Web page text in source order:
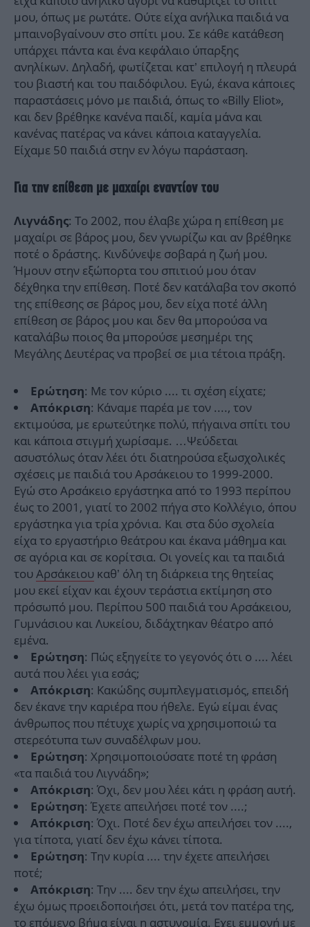
μου, όπως με ρωτάτε. Ούτε είχα ανήλικα παιδιά να
μπαινοβγαίνουν στο σπίτι μου. Σε κάθε κατάθεση
υπάρχει πάντα και ένα κεφάλαιο ύπαρξης
ανηλίκων. Δηλαδή, φωτίζεται κατ’ επιλογή η πλευρά
του βιαστή και του παιδόφιλου. Εγώ, έκανα κάποιες
παραστάσεις μόνο με παιδιά, όπως το «Billy Eliot»,
και δεν βρέθηκε κανένα παιδί, καμία μάνα και
κανένας πατέρας να κάνει κάποια καταγγελία.
Είχαμε 50 παιδιά στην εν λόγω παράσταση.
Για την επίθεση με μαχαίρι εναντίον του
Λιγνάδης: Το 2002, που έλαβε χώρα η επίθεση με
μαχαίρι σε βάρος μου, δεν γνωρίζω και αν βρέθηκε
ποτέ ο δράστης. Κινδύνεψε σοβαρά η ζωή μου.
Ήμουν στην εξώπορτα του σπιτιού μου όταν
δέχθηκα την επίθεση. Ποτέ δεν κατάλαβα τον σκοπό
της επίθεσης σε βάρος μου, δεν είχα ποτέ άλλη
επίθεση σε βάρος μου και δεν θα μπορούσα να
καταλάβω ποιος θα μπορούσε μεσημέρι της
Μεγάλης Δευτέρας να προβεί σε μια τέτοια πράξη.
Ερώτηση: Με τον κύριο .... τι σχέση είχατε;
Απόκριση: Κάναμε παρέα με τον ...., τον
εκτιμούσα, με ερωτεύτηκε πολύ, πήγαινα σπίτι του
και κάποια στιγμή χωρίσαμε. …Ψεύδεται
ασυστόλως όταν λέει ότι διατηρούσα εξωσχολικές
σχέσεις με παιδιά του Αρσάκειου το 1999-2000.
Εγώ στο Αρσάκειο εργάστηκα από το 1993 περίπου
έως το 2001, γιατί το 2002 πήγα στο Κολλέγιο, όπου
εργάστηκα για τρία χρόνια. Και στα δύο σχολεία
είχα το εργαστήριο θεάτρου και έκανα μάθημα και
σε αγόρια και σε κορίτσια. Οι γονείς και τα παιδιά
τουΑρσάκειου καθ’ όλη τη διάρκεια της θητείας
μου εκεί είχαν και έχουν τεράστια εκτίμηση στο
πρόσωπό μου. Περίπου 500 παιδιά του Αρσάκειου,
Γυμνάσιου και Λυκείου, διδάχτηκαν θέατρο από
εμένα.
Ερώτηση: Πώς εξηγείτε το γεγονός ότι ο .... λέει
αυτά που λέει για εσάς;
Απόκριση: Κακώδης συμπλεγματισμός, επειδή
δεν έκανε την καριέρα που ήθελε. Εγώ είμαι ένας
άνθρωπος που πέτυχε χωρίς να χρησιμοποιώ τα
στερεότυπα των συναδέλφων μου.
Ερώτηση: Χρησιμοποιούσατε ποτέ τη φράση
«τα παιδιά του Λιγνάδη»;
Απόκριση: Όχι, δεν μου λέει κάτι η φράση αυτή.
Ερώτηση: Έχετε απειλήσει ποτέ τον ....;
Απόκριση: Όχι. Ποτέ δεν έχω απειλήσει τον ....,
για τίποτα, γιατί δεν έχω κάνει τίποτα.
Ερώτηση: Την κυρία .... την έχετε απειλήσει
ποτέ;
Απόκριση: Την .... δεν την έχω απειλήσει, την
έχω όμως προειδοποιήσει ότι, μετά τον πατέρα της,
το επόμενο βήμα είναι η αστυνομία. Εχει εμμονή με